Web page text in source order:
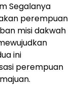
Segalanya
perempuan
misi dakwah
ini
perempuan